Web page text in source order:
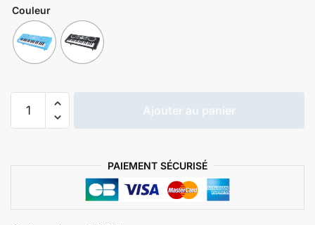
Couleur
Ajouter au panier
PAIEMENT SÉCURISÉ